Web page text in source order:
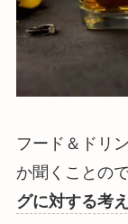
フード＆ドリ
か聞くことの
グに対する考